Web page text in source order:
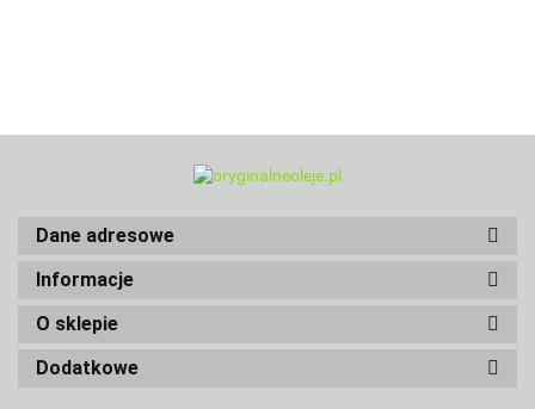
Dane adresowe
Informacje
O sklepie
Dodatkowe